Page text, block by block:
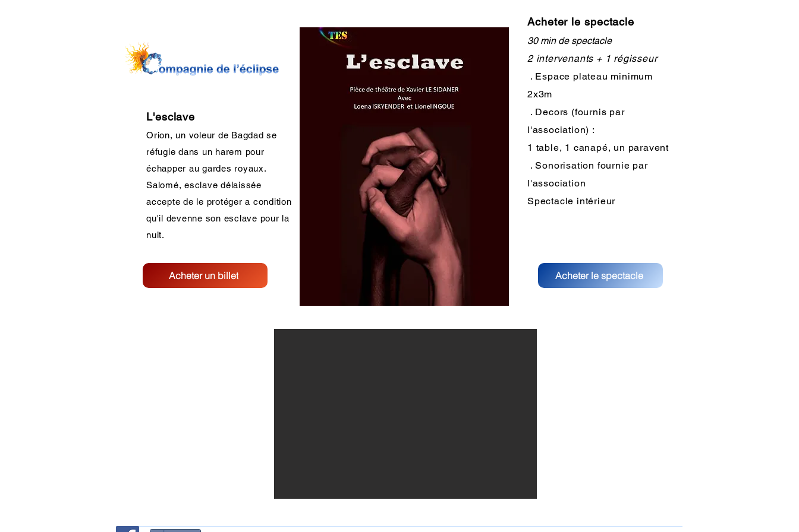
L'esclave
Orion, un voleur de Bagdad se
réfugie dans un harem pour
échapper au gardes royaux.
Salomé, esclave délaissée
accepte de le protéger a condition
qu'il devenne son esclave pour la
nuit.
Acheter un billet
Acheter le spectacle
30 min de spectacle
2 intervenants + 1 régisseur
. Espace plateau minimum
2x3m
. Decors (fournis par
l'association) :
1 table, 1 canapé, un paravent
. Sonorisation fournie par
l'association
Spectacle intérieur
Acheter le spectacle